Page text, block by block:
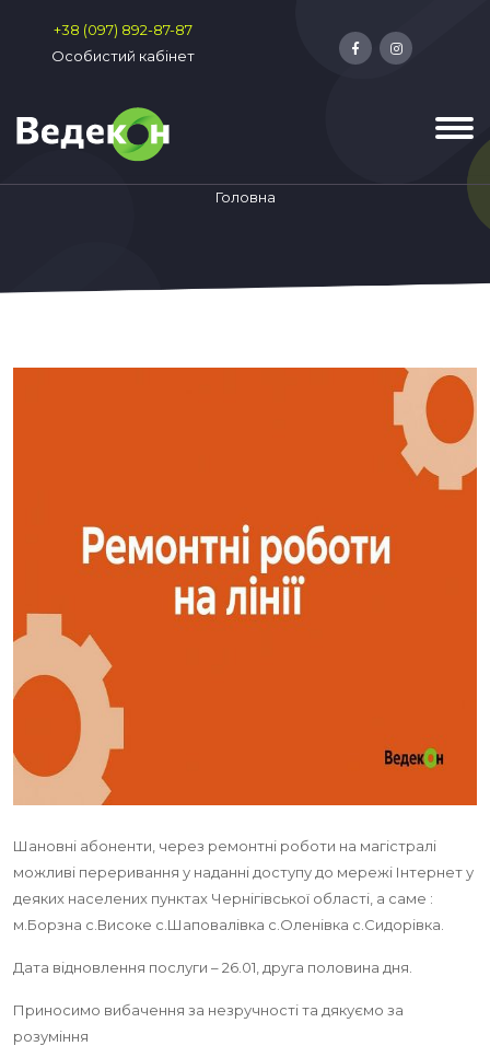
+38 (097) 892-87-87
Особистий кабінет
Головна
Шановні абоненти, через ремонтні роботи на магістралі
можливі переривання у наданні доступу до мережі Інтернет у
деяких населених пунктах Чернігівської області, а саме :
м.Борзна с.Високе с.Шаповалівка с.Оленівка с.Сидорівка.
Дата відновлення послуги – 26.01, друга половина дня.
Приносимо вибачення за незручності та дякуємо за
розуміння